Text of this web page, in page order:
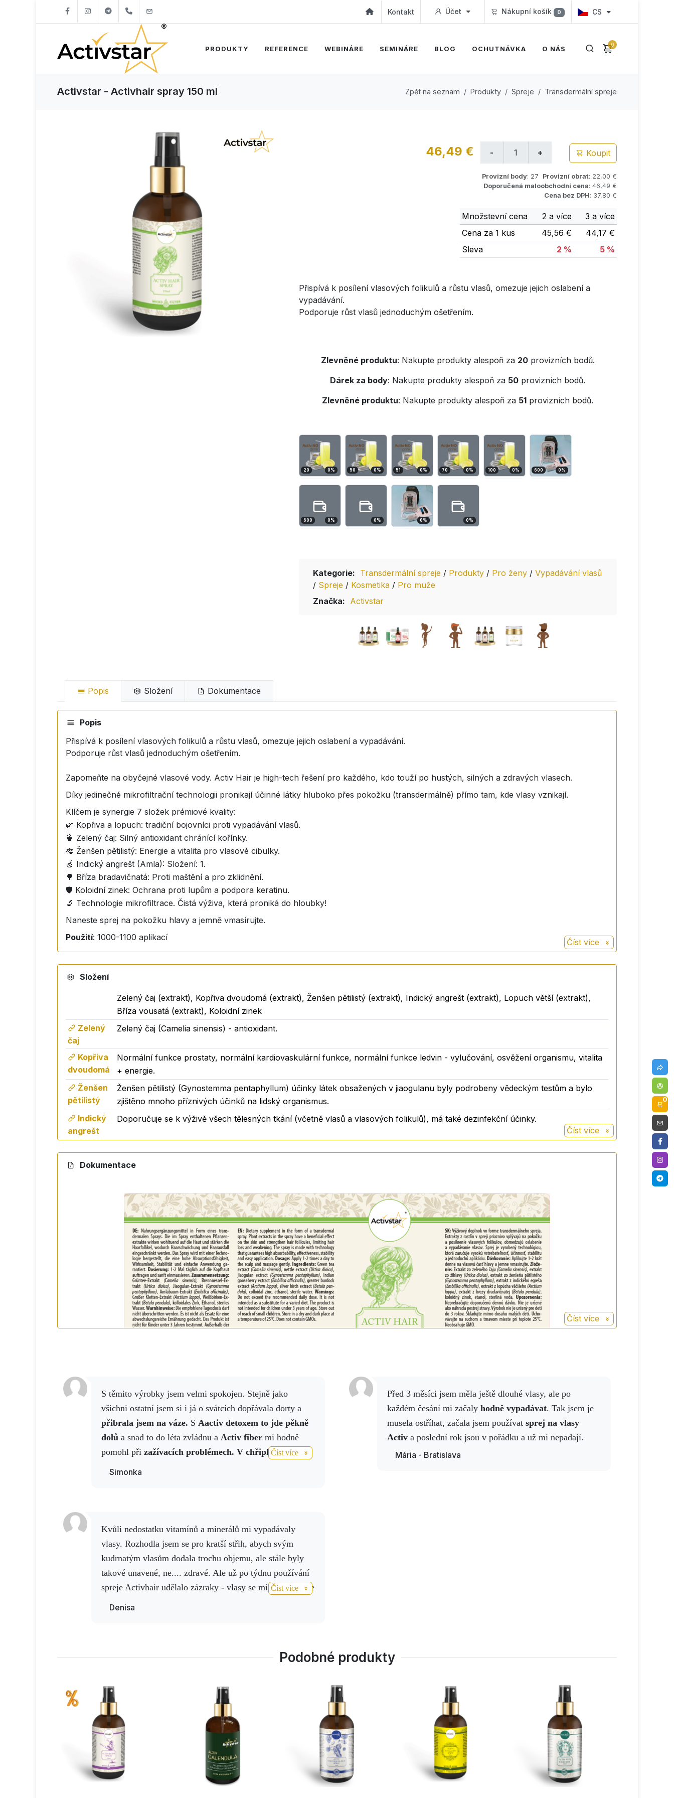
+421904262747 Kontakt Účet Nákupní košík 0 CS
0
PRODUKTY REFERENCE WEBINÁRE SEMINÁRE BLOG OCHUTNÁVKA O NÁS
Activstar - Activhair spray 150 ml Zpět na seznam Produkty Spreje Transdermální spreje
46,49 € Koupit
Provizní body: 27 Provizní obrat: 22,00 €
Doporučená maloobchodní cena: 46,49 €
Cena bez DPH: 37,80 €
Množstevní cena 2 a více
3 a více
Cena za 1 kus
45,56 €
44,17 €
Sleva
2 % 5 %
Přispívá k posílení vlasových folikulů a růstu vlasů, omezuje jejich oslabení a
vypadávání.
Podporuje růst vlasů jednoduchým ošetřením.
Zlevněné produktu: Nakupte produkty alespoň za 20provizních bodů.
Dárek za body: Nakupte produkty alespoň za 50 provizních bodů.
Zlevněné produktu: Nakupte produkty alespoň za 51 provizních bodů.
20 0% 50 0% 51 0% 70 0% 100 0% 600 0%
600 0% 0% 0% 0%
Kategorie: Transdermální spreje / Produkty / Pro ženy / Vypadávání vlasů
/ Spreje / Kosmetika / Pro muže
Značka: Activstar
Popis Složení Dokumentace
Popis
Přispívá k posílení vlasových folikulů a růstu vlasů, omezuje jejich oslabení a vypadávání.
Podporuje růst vlasů jednoduchým ošetřením.
Zapomeňte na obyčejné vlasové vody. Activ Hair je high-tech řešení pro každého, kdo touží po hustých, silných a zdravých vlasech.
Díky jedinečné mikrofiltrační technologii pronikají účinné látky hluboko přes pokožku (transdermálně) přímo tam, kde vlasy vznikají.
Klíčem je synergie 7 složek prémiové kvality:
🌿 Kopřiva a lopuch: tradiční bojovníci proti vypadávání vlasů.
🍵 Zelený čaj: Silný antioxidant chránící kořínky.
🎋 Ženšen pětilistý: Energie a vitalita pro vlasové cibulky.
🍏 Indický angrešt (Amla): Složení: 1.
🌳 Bříza bradavičnatá: Proti maštění a pro zklidnění.
🛡️ Koloidní zinek: Ochrana proti lupům a podpora keratinu.
🔬 Technologie mikrofiltrace. Čistá výživa, která proniká do hloubky!
Naneste sprej na pokožku hlavy a jemně vmasírujte.
Použití: 1000-1100 aplikací Číst více
Složení
Zelený čaj (extrakt), Kopřiva dvoudomá (extrakt), Ženšen pětilistý (extrakt), Indický angrešt (extrakt), Lopuch větší (extrakt),
Bříza vousatá (extrakt), Koloidní zinek
Zelený
čaj
Zelený čaj (Camelia sinensis) - antioxidant.
Kopřiva
dvoudomá
Normální funkce prostaty, normální kardiovaskulární funkce, normální funkce ledvin - vylučování, osvěžení organismu, vitalita
+ energie.
Ženšen
pětilistý
Ženšen pětilistý (Gynostemma pentaphyllum) účinky látek obsažených v jiaogulanu byly podrobeny vědeckým testům a bylo
zjištěno mnoho příznivých účinků na lidský organismus.
Indický
angrešt
Doporučuje se k výživě všech tělesných tkání (včetně vlasů a vlasových folikulů), má také dezinfekční účinky.
větší
lupům.
Zinek je stopový prvek, který se nachází v lidském těle a hraje důležitou roli v mnoha tělesných procesech a funkcích, jako je
buněčná reprodukce, udržování hormonální rovnováhy, správné vstřebávání vitaminů a syntéza bílkovin.
Číst více
Dokumentace
Číst více
S těmito výrobky jsem velmi spokojen. Stejně jako
všichni ostatní jsem si i já o svátcích dopřávala dorty a
přibrala jsem na váze. S Aactiv detoxem to jde pěkně
dolů a snad to do léta zvládnu a Activ fiber mi hodně
pomohl při zažívacích problémech. V chřipkovém
období opět zabral Activ 3
Číst více
Simonka
Před 3 měsíci jsem měla ještě dlouhé vlasy, ale po
každém česání mi začaly hodně vypadávat. Tak jsem je
musela ostříhat, začala jsem používat sprej na vlasy
Activ a poslední rok jsou v pořádku a už mi nepadají.
Mária - Bratislava
Kvůli nedostatku vitamínů a minerálů mi vypadávaly
vlasy. Rozhodla jsem se pro kratší střih, abych svým
kudrnatým vlasům dodala trochu objemu, ale stále byly
takové unavené, ne.... zdravé. Ale už po týdnu používání
spreje Activhair udělalo zázraky - vlasy se mi leskly, moje
suchá pokožka hlavy byla výrazně hydratovaná a během
Číst více
Denisa
Podobné produkty
0